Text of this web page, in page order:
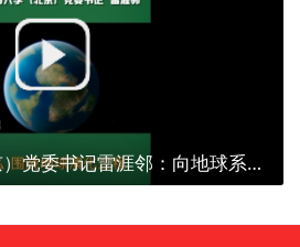
中国地质大学（北京）党委书记雷涯邻：向地球系统科学转型 为国家重大战略服务